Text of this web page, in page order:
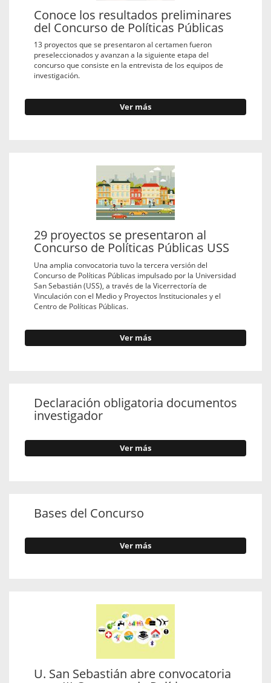
Conoce los resultados preliminares
del Concurso de Políticas Públicas
13 proyectos que se presentaron al certamen fueron
preseleccionados y avanzan a la siguiente etapa del
concurso que consiste en la entrevista de los equipos de
investigación.
Ver más
29 proyectos se presentaron al
Concurso de Políticas Públicas USS
Una amplia convocatoria tuvo la tercera versión del
Concurso de Políticas Públicas impulsado por la Universidad
San Sebastián (USS), a través de la Vicerrectoría de
Vinculación con el Medio y Proyectos Institucionales y el
Centro de Políticas Públicas.
Ver más
Declaración obligatoria documentos
investigador
Ver más
Bases del Concurso
Ver más
U. San Sebastián abre convocatoria